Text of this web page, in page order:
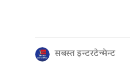
सबस्त इन्टरटेन्मेन्ट